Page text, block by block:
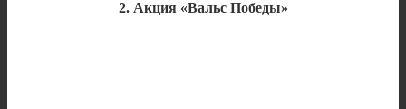
2. Акция «Вальс Победы»